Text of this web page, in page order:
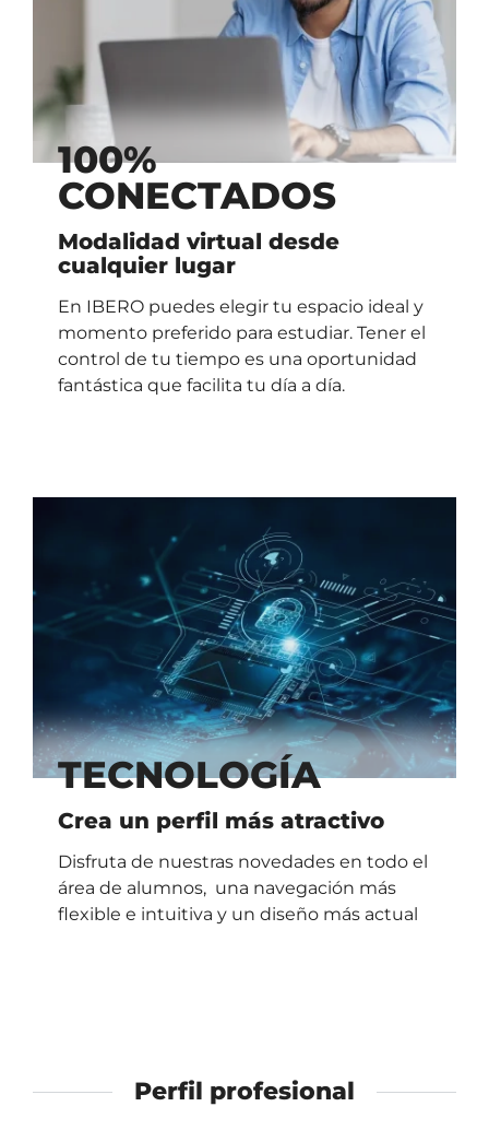
100%
CONECTADOS
Modalidad virtual desde
cualquier lugar
En IBERO puedes elegir tu espacio ideal y
momento preferido para estudiar. Tener el
control de tu tiempo es una oportunidad
fantástica que facilita tu día a día.
TECNOLOGÍA
Crea un perfil más atractivo
Disfruta de nuestras novedades en todo el
área de alumnos, una navegación más
flexible e intuitiva y un diseño más actual
Perfil profesional